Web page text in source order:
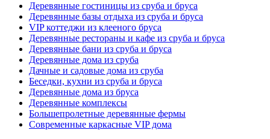
Деревянные гостиницы из сруба и бруса
Деревянные базы отдыха из сруба и бруса
VIP коттеджи из клееного бруса
Деревянные рестораны и кафе из сруба и бруса
Деревянные бани из сруба и бруса
Деревянные дома из сруба
Дачные и садовые дома из сруба
Беседки, кухни из сруба и бруса
Деревянные дома из бруса
Деревянные комплексы
Большепролетные деревянные фермы
Современные каркасные VIP дома